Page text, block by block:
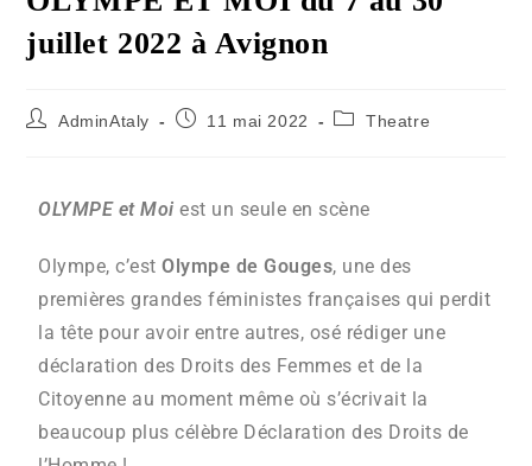
juillet 2022 à Avignon
AdminAtaly 11 mai 2022 Theatre
OLYMPE et Moi est un seule en scène
Olympe, c’estOlympe de Gouges, une des
premières grandes féministes françaises qui perdit
la tête pour avoir entre autres, osé rédiger une
déclaration des Droits des Femmes et de la
Citoyenne au moment même où s’écrivait la
beaucoup plus célèbre Déclaration des Droits de